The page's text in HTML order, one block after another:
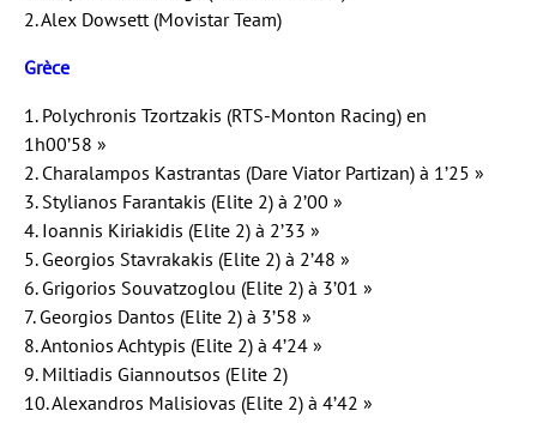
2. Alex Dowsett (Movistar Team)
Grèce
1. Polychronis Tzortzakis (RTS-Monton Racing) en
1h00’58 »
2. Charalampos Kastrantas (Dare Viator Partizan) à 1’25 »
3. Stylianos Farantakis (Elite 2) à 2’00 »
4. Ioannis Kiriakidis (Elite 2) à 2’33 »
5. Georgios Stavrakakis (Elite 2) à 2’48 »
6. Grigorios Souvatzoglou (Elite 2) à 3’01 »
7. Georgios Dantos (Elite 2) à 3’58 »
8. Antonios Achtypis (Elite 2) à 4’24 »
9. Miltiadis Giannoutsos (Elite 2)
10. Alexandros Malisiovas (Elite 2) à 4’42 »